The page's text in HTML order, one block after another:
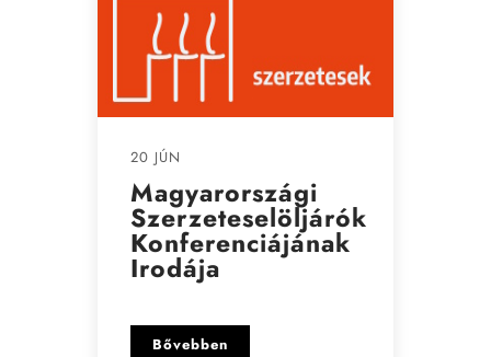
20 JÚN
Magyarországi
Szerzeteselöljárók
Konferenciájának
Irodája
Bővebben